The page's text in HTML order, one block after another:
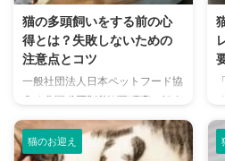
らお迎えの良い点、大変な点など
を詳しくまとめました。 この記
事の結論 猫は長ければ20年以
上、生きてくれるので終生飼養を
理解してからお迎えする 薄明薄
暮性という特性により、夜間帯に
元気になることもある 猫を飼う
...
猫の多頭飼いをする前の心
得とは？失敗しないための
注意点とコツ
一般社団法人日本ペットフード協
会「全国犬猫飼育実態調査」によ
ると、2024年度の猫の飼育頭数
は約915万5,000匹。猫を飼育し
ている世帯当たりの平均飼育頭数
猫のお迎え